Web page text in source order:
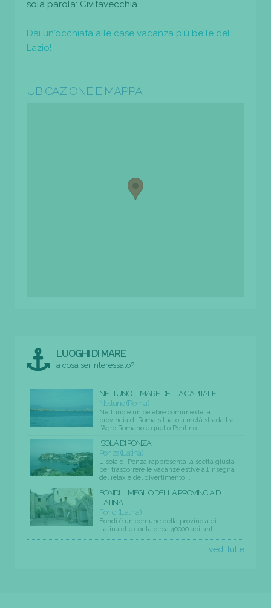
sola parola: Civitavecchia.
Dai un'occhiata alle case vacanza più belle del
Lazio!
UBICAZIONE E MAPPA
LUOGHI DI MARE
a cosa sei interessato?
NETTUNO IL MARE DELLA CAPITALE
Nettuno (Roma)
Nettuno è un celebre comune della
provincia di Roma situato a metà strada tra
l’Agro Romano e quello Pontino....
ISOLA DI PONZA
Ponza (Latina)
L’isola di Ponza rappresenta la scelta giusta
per trascorrere le vacanze estive all’insegna
del relax e del divertimento...
FONDI IL MEGLIO DELLA PROVINCIA DI
LATINA
Fondi (Latina)
Fondi è un comune della provincia di
Latina che conta circa 40000 abitanti....
vedi tutte